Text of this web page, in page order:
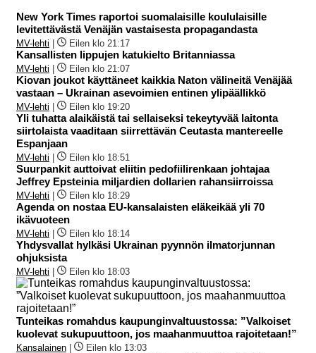
New York Times raportoi suomalaisille koululaisille
levitettävästä Venäjän vastaisesta propagandasta
MV-lehti Eilen klo 21:17
Kansallisten lippujen katukielto Britanniassa
MV-lehti Eilen klo 21:07
Kiovan joukot käyttäneet kaikkia Naton välineitä Venäjää
vastaan – Ukrainan asevoimien entinen ylipäällikkö
MV-lehti Eilen klo 19:20
Yli tuhatta alaikäistä tai sellaiseksi tekeytyvää laitonta
siirtolaista vaaditaan siirrettävän Ceutasta mantereelle
Espanjaan
MV-lehti Eilen klo 18:51
Suurpankit auttoivat eliitin pedofiilirenkaan johtajaa
Jeffrey Epsteinia miljardien dollarien rahansiirroissa
MV-lehti Eilen klo 18:29
Agenda on nostaa EU-kansalaisten eläkeikää yli 70
ikävuoteen
MV-lehti Eilen klo 18:14
Yhdysvallat hylkäsi Ukrainan pyynnön ilmatorjunnan
ohjuksista
MV-lehti Eilen klo 18:03
Tunteikas romahdus kaupunginvaltuustossa: ”Valkoiset
kuolevat sukupuuttoon, jos maahanmuuttoa rajoitetaan!”
Kansalainen Eilen klo 13:03